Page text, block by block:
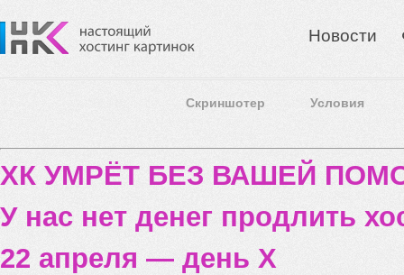
Новости
Скриншотер Условия
ХК УМРЁТ БЕЗ ВАШЕЙ
У нас нет денег продлить
22 апреля — день X